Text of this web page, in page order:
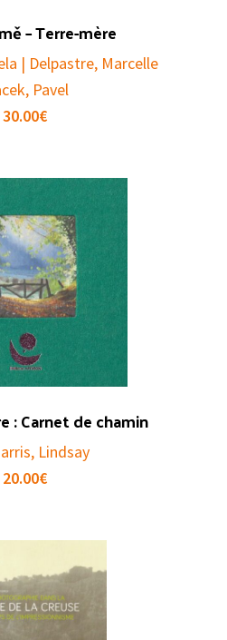
– Terre-mère
| Delpastre, Marcelle
Pavel
30.00€
: Carnet de chamin
Lindsay
20.00€